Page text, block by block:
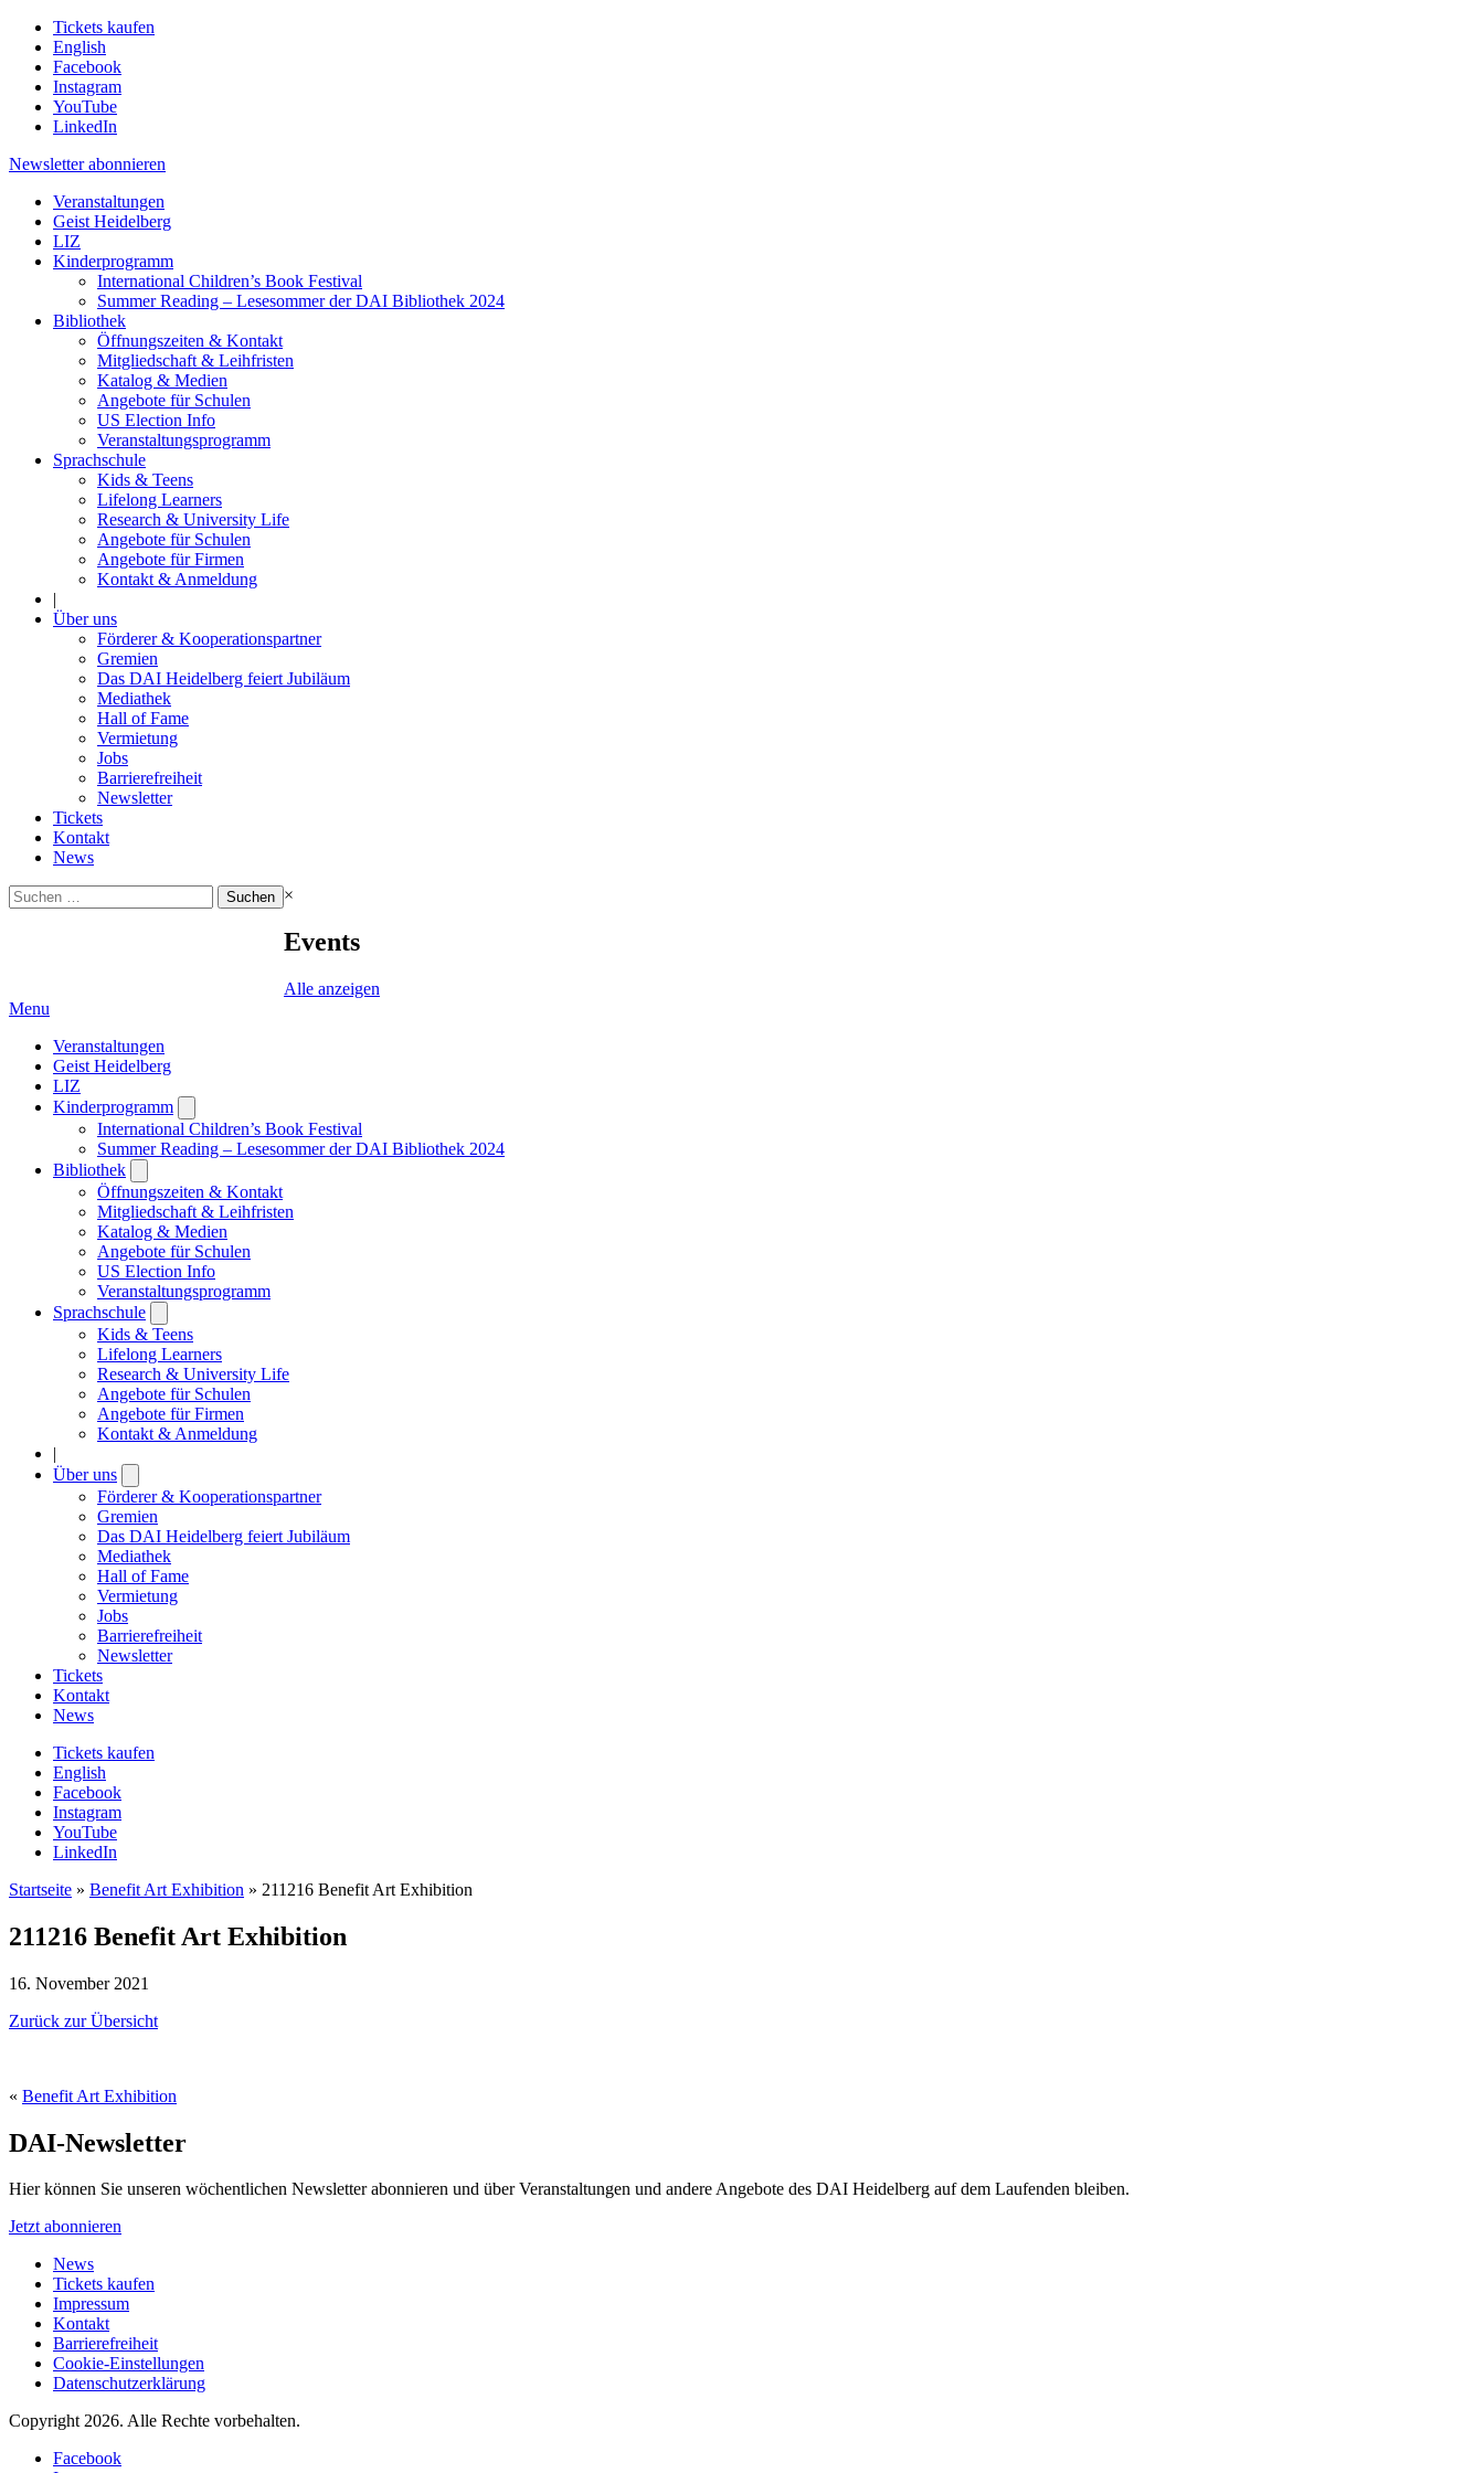
Tickets kaufen
English
Facebook
Instagram
YouTube
LinkedIn
Newsletter abonnieren
Veranstaltungen
Geist Heidelberg
LIZ
Kinderprogramm
International Children’s Book Festival
Summer Reading – Lesesommer der DAI Bibliothek 2024
Bibliothek
Öffnungszeiten & Kontakt
Mitgliedschaft & Leihfristen
Katalog & Medien
Angebote für Schulen
US Election Info
Veranstaltungsprogramm
Sprachschule
Kids & Teens
Lifelong Learners
Research & University Life
Angebote für Schulen
Angebote für Firmen
Kontakt & Anmeldung
|
Über uns
Förderer & Kooperationspartner
Gremien
Das DAI Heidelberg feiert Jubiläum
Mediathek
Hall of Fame
Vermietung
Jobs
Barrierefreiheit
Newsletter
Tickets
Kontakt
News
Suchen
nach:
×
Events
Alle anzeigen
Menu
Veranstaltungen
Geist Heidelberg
LIZ
Kinderprogramm
submenu
International Children’s Book Festival
Summer Reading – Lesesommer der DAI Bibliothek 2024
Bibliothek
submenu
Öffnungszeiten & Kontakt
Mitgliedschaft & Leihfristen
Katalog & Medien
Angebote für Schulen
US Election Info
Veranstaltungsprogramm
Sprachschule
submenu
Kids & Teens
Lifelong Learners
Research & University Life
Angebote für Schulen
Angebote für Firmen
Kontakt & Anmeldung
|
Über uns
submenu
Förderer & Kooperationspartner
Gremien
Das DAI Heidelberg feiert Jubiläum
Mediathek
Hall of Fame
Vermietung
Jobs
Barrierefreiheit
Newsletter
Tickets
Kontakt
News
Tickets kaufen
English
Facebook
Instagram
YouTube
LinkedIn
Startseite » Benefit Art Exhibition » 211216 Benefit Art Exhibition
211216 Benefit Art Exhibition
16. November 2021
Zurück zur Übersicht
« Benefit Art Exhibition
DAI-Newsletter
Hier können Sie unseren wöchentlichen Newsletter abonnieren und über Veranstaltungen und andere Angebote des DAI Heidelberg auf dem Laufenden bleiben.
Jetzt abonnieren
News
Tickets kaufen
Impressum
Kontakt
Barrierefreiheit
Cookie-Einstellungen
Datenschutzerklärung
Copyright 2026. Alle Rechte vorbehalten.
Facebook